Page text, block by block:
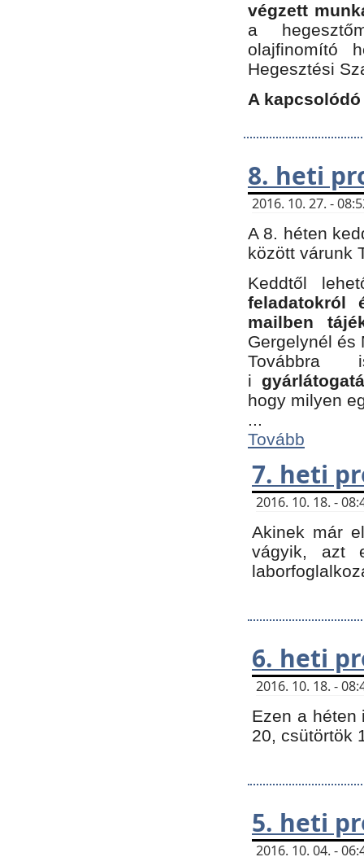
végzett
a
olajfinomító
Hegesztési
A
8. heti
2016. 10. 27. -
A 8. héten
között várunk
Keddtől
feladatokról
mailben
Gergelynél és
Továbbra
i
hogy milyen
...
Tovább
7. heti
2016. 10. 18. -
Akinek már
vágyik, azt
6. heti
2016. 10. 18. -
Ezen a héten
20, csütörtök
5. heti
2016. 10. 04. -